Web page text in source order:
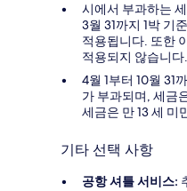
시에서 부과하는
3월 31까지 1박 기
적용됩니다. 또한
적용되지 않습니다.
4월 1부터 10월 31
가 부과되며, 세금
세금은 만 13 세 미
기타 선택 사항
공항 셔틀 서비스: